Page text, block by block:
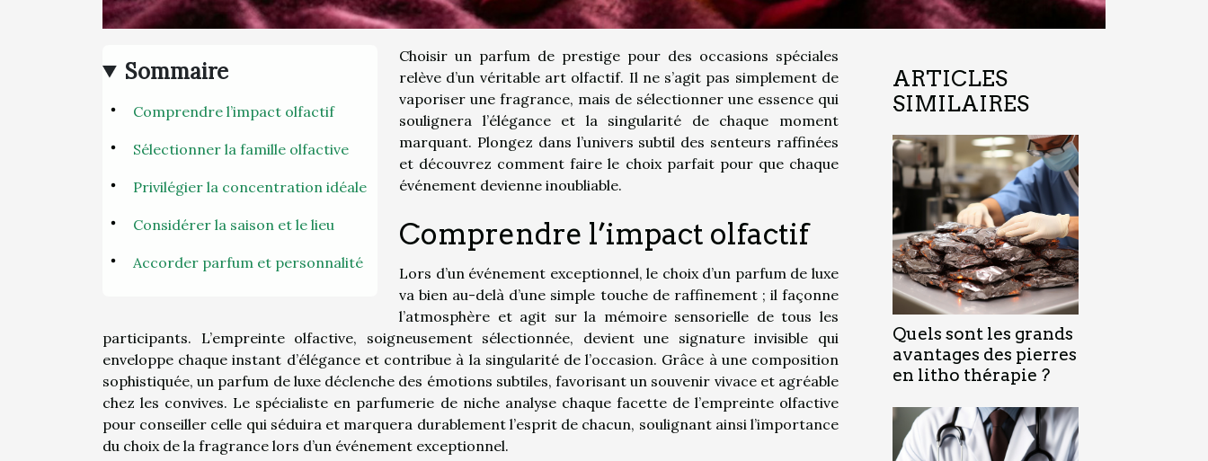
Sommaire
Comprendre l’impact olfactif
Sélectionner la famille olfactive
Privilégier la concentration idéale
Considérer la saison et le lieu
Accorder parfum et personnalité
Choisir un parfum de prestige pour des occasions spéciales
relève d’un véritable art olfactif. Il ne s’agit pas simplement de
vaporiser une fragrance, mais de sélectionner une essence qui
soulignera l’élégance et la singularité de chaque moment
marquant. Plongez dans l’univers subtil des senteurs raffinées
et découvrez comment faire le choix parfait pour que chaque
événement devienne inoubliable.
Comprendre l’impact olfactif
Lors d’un événement exceptionnel, le choix d’un parfum de luxe
va bien au-delà d’une simple touche de raffinement ; il façonne
l’atmosphère et agit sur la mémoire sensorielle de tous les
participants. L’empreinte olfactive, soigneusement sélectionnée, devient une signature invisible qui
enveloppe chaque instant d’élégance et contribue à la singularité de l’occasion. Grâce à une composition
sophistiquée, un parfum de luxe déclenche des émotions subtiles, favorisant un souvenir vivace et agréable
chez les convives. Le spécialiste en parfumerie de niche analyse chaque facette de l’empreinte olfactive
pour conseiller celle qui séduira et marquera durablement l’esprit de chacun, soulignant ainsi l’importance
du choix de la fragrance lors d’un événement exceptionnel.
ARTICLES
SIMILAIRES
Quels sont les grands
avantages des pierres
en litho thérapie ?